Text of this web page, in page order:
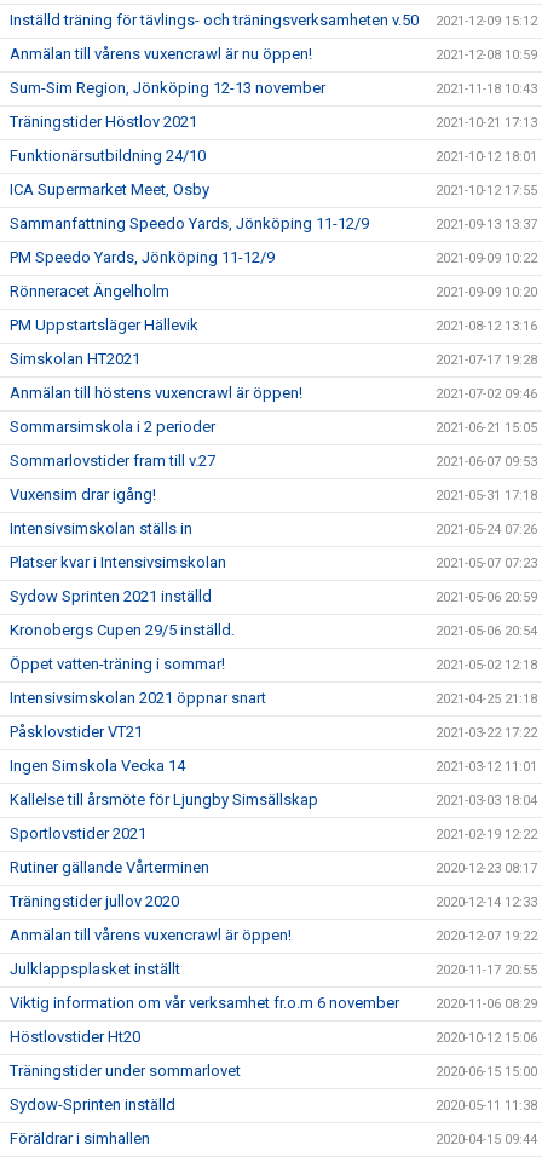
Inställd träning för tävlings- och träningsverksamheten v.50 2021-12-09 15:12
Anmälan till vårens vuxencrawl är nu öppen! 2021-12-08 10:59
Sum-Sim Region, Jönköping 12-13 november 2021-11-18 10:43
Träningstider Höstlov 2021 2021-10-21 17:13
Funktionärsutbildning 24/10 2021-10-12 18:01
ICA Supermarket Meet, Osby 2021-10-12 17:55
Sammanfattning Speedo Yards, Jönköping 11-12/9 2021-09-13 13:37
PM Speedo Yards, Jönköping 11-12/9 2021-09-09 10:22
Rönneracet Ängelholm 2021-09-09 10:20
PM Uppstartsläger Hällevik 2021-08-12 13:16
Simskolan HT2021 2021-07-17 19:28
Anmälan till höstens vuxencrawl är öppen! 2021-07-02 09:46
Sommarsimskola i 2 perioder 2021-06-21 15:05
Sommarlovstider fram till v.27 2021-06-07 09:53
Vuxensim drar igång! 2021-05-31 17:18
Intensivsimskolan ställs in 2021-05-24 07:26
Platser kvar i Intensivsimskolan 2021-05-07 07:23
Sydow Sprinten 2021 inställd 2021-05-06 20:59
Kronobergs Cupen 29/5 inställd. 2021-05-06 20:54
Öppet vatten-träning i sommar! 2021-05-02 12:18
Intensivsimskolan 2021 öppnar snart 2021-04-25 21:18
Påsklovstider VT21 2021-03-22 17:22
Ingen Simskola Vecka 14 2021-03-12 11:01
Kallelse till årsmöte för Ljungby Simsällskap 2021-03-03 18:04
Sportlovstider 2021 2021-02-19 12:22
Rutiner gällande Vårterminen 2020-12-23 08:17
Träningstider jullov 2020 2020-12-14 12:33
Anmälan till vårens vuxencrawl är öppen! 2020-12-07 19:22
Julklappsplasket inställt 2020-11-17 20:55
Viktig information om vår verksamhet fr.o.m 6 november 2020-11-06 08:29
Höstlovstider Ht20 2020-10-12 15:06
Träningstider under sommarlovet 2020-06-15 15:00
Sydow-Sprinten inställd 2020-05-11 11:38
Föräldrar i simhallen 2020-04-15 09:44